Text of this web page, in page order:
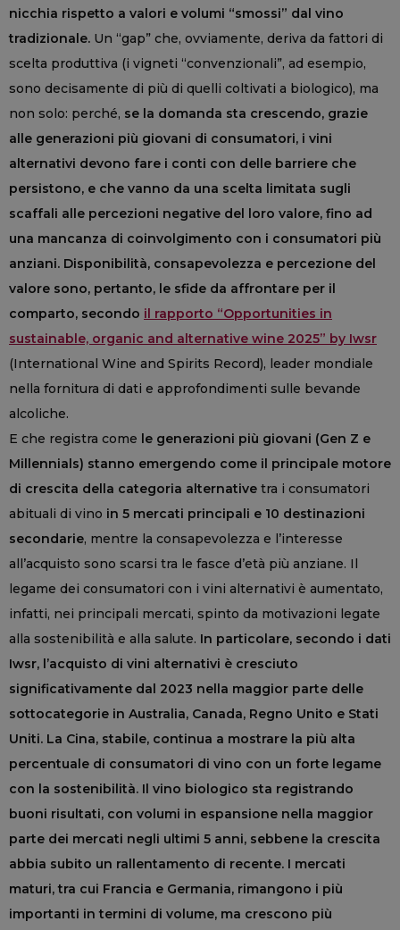
nicchia rispetto a valori e volumi “smossi” dal vino
tradizionale. Un “gap” che, ovviamente, deriva da fattori di
scelta produttiva (i vigneti “convenzionali”, ad esempio,
sono decisamente di più di quelli coltivati a biologico), ma
non solo: perché, se la domanda sta crescendo, grazie
alle generazioni più giovani di consumatori, i vini
alternativi devono fare i conti con delle barriere che
persistono, e che vanno da una scelta limitata sugli
scaffali alle percezioni negative del loro valore, fino ad
una mancanza di coinvolgimento con i consumatori più
anziani. Disponibilità, consapevolezza e percezione del
valore sono, pertanto, le sfide da affrontare per il
comparto, secondo il rapporto “Opportunities in
sustainable, organic and alternative wine 2025” by Iwsr
(International Wine and Spirits Record), leader mondiale
nella fornitura di dati e approfondimenti sulle bevande
alcoliche.
E che registra come le generazioni più giovani (Gen Z e
Millennials) stanno emergendo come il principale motore
di crescita della categoria alternative tra i consumatori
abituali di vino in 5 mercati principali e 10 destinazioni
secondarie, mentre la consapevolezza e l’interesse
all’acquisto sono scarsi tra le fasce d’età più anziane. Il
legame dei consumatori con i vini alternativi è aumentato,
infatti, nei principali mercati, spinto da motivazioni legate
alla sostenibilità e alla salute. In particolare, secondo i dati
Iwsr, l’acquisto di vini alternativi è cresciuto
significativamente dal 2023 nella maggior parte delle
sottocategorie in Australia, Canada, Regno Unito e Stati
Uniti. La Cina, stabile, continua a mostrare la più alta
percentuale di consumatori di vino con un forte legame
con la sostenibilità. Il vino biologico sta registrando
buoni risultati, con volumi in espansione nella maggior
parte dei mercati negli ultimi 5 anni, sebbene la crescita
abbia subito un rallentamento di recente. I mercati
maturi, tra cui Francia e Germania, rimangono i più
importanti in termini di volume, ma crescono più